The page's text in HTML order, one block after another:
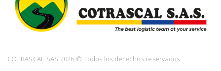
COTRASCAL SAS 2026 © Todos los derechos reservados